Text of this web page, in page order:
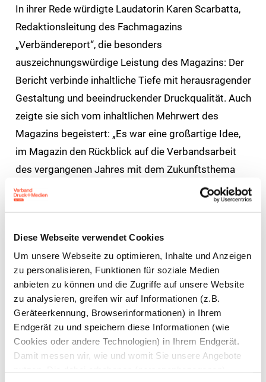
Diese Webseite verwendet Cookies
Um unsere Webseite zu optimieren, Inhalte und Anzeigen
zu personalisieren, Funktionen für soziale Medien
anbieten zu können und die Zugriffe auf unsere Website
zu analysieren, greifen wir auf Informationen (z.B.
Geräteerkennung, Browserinformationen) in Ihrem
Endgerät zu und speichern diese Informationen (wie
Cookies oder andere Technologien) in Ihrem Endgerät.
Damit messen wir, wie und womit Sie unsere Angebote
In ihrer Rede würdigte Laudatorin Karen Scarbatta,
Redaktionsleitung des Fachmagazins
„Verbändereport“, die besonders
auszeichnungswürdige Leistung des Magazins: Der
Bericht verbinde inhaltliche Tiefe mit herausragender
Gestaltung und beeindruckender Druckqualität. Auch
zeigte sie sich vom inhaltlichen Mehrwert des
Magazins begeistert: „Es war eine großartige Idee,
im Magazin den Rückblick auf die Verbandsarbeit
des vergangenen Jahres mit dem Zukunftsthema
Künstliche Intelligenz zu verbinden.“ Das Heft, so
prognostizierte Scarbatta, könne so schon bald zu
Streng genommen wurden von der Jury so gleich
zwei Magazine ausgezeichnet: Eines, das sich mit
den zentralen Themen der Branche und der Arbeit
des Verbandes befasst und ein zweites, das die
Chancen und Herausforderungen der Künstlichen
Intelligenz für die Druck- und Medienindustrie
beleuchtet. Gemeinsam mit namhaften KI-
Expertinnen und -Experten zeigt das Jahresmagazin